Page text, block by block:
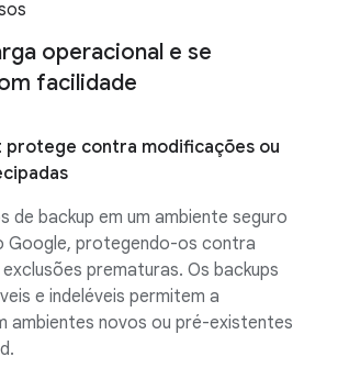
operacional e se
facilidade
protege contra modificações ou
de backup em um ambiente seguro
Google, protegendo-os contra
prematuras. Os backups
e indeléveis permitem a
ambientes novos ou pré-existentes